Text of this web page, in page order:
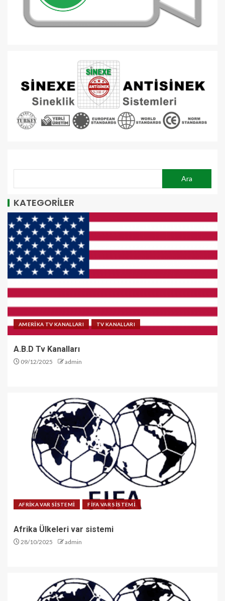
Ara
KATEGORİLER
AMERİKA TV KANALLARI TV KANALLARI
A.B.D Tv Kanalları
09/12/2025 admin
AFRİKA VAR SİSTEMİ FİFA VAR SİSTEMİ
Afrika Ülkeleri var sistemi
28/10/2025 admin